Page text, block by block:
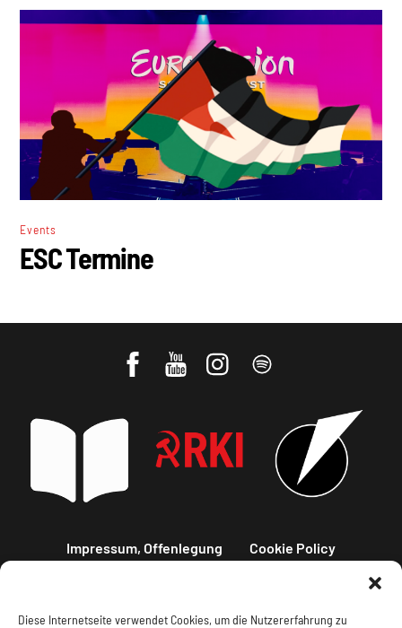
Diese Internetseite verwendet Cookies, um die Nutzererfahrung zu
Events
ESC Termine
Impressum, Offenlegung Cookie Policy